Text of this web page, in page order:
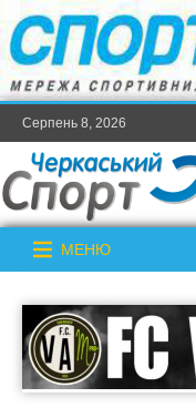
Серпень 8, 2026
МЕНЮ